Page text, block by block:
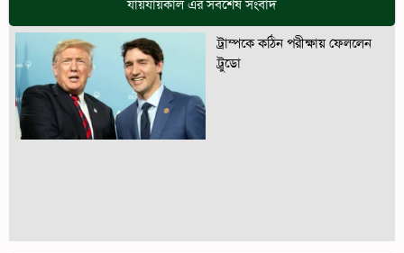
যায়যায়কাল এর সর্বশেষ সংবাদ
ট্রাম্পকে কঠিন পরীক্ষায় ফেললেন
ট্রুডো